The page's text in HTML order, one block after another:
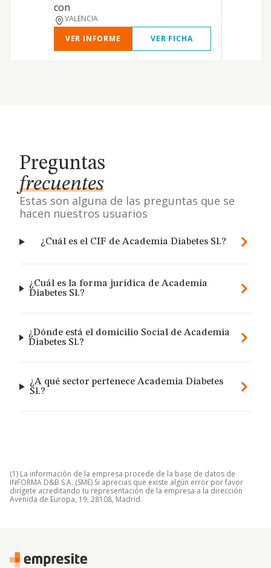
con
VALENCIA
VER INFORME
VER FICHA
Preguntas
frecuentes
Estas son alguna de las preguntas que se
hacen nuestros usuarios
¿Cuál es el CIF de Academia Diabetes Sl.?
¿Cuál es la forma jurídica de Academia
Diabetes Sl.?
¿Dónde está el domicilio Social de Academia
Diabetes Sl.?
¿A qué sector pertenece Academia Diabetes
Sl.?
(1) La información de la empresa procede de la base de datos de
INFORMA D&B S.A. (SME) Si aprecias que existe algún error por favor
dirígete acreditando tu representación de la empresa a la dirección
Avenida de Europa, 19, 28108, Madrid.